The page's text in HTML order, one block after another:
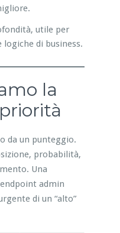
utile per
di business.
la
da un punteggio.
probabilità,
Una
admin
di un “alto”